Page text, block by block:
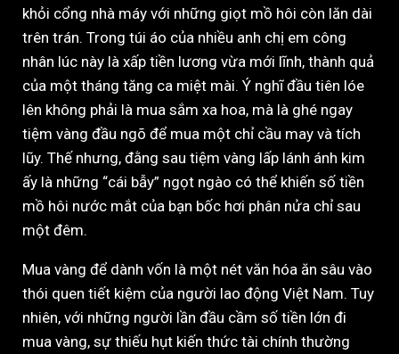
khỏi cổng nhà máy với những giọt mồ hôi còn lăn dài
trên trán. Trong túi áo của nhiều anh chị em công
nhân lúc này là xấp tiền lương vừa mới lĩnh, thành quả
của một tháng tăng ca miệt mài. Ý nghĩ đầu tiên lóe
lên không phải là mua sắm xa hoa, mà là ghé ngay
tiệm vàng đầu ngõ để mua một chỉ cầu may và tích
lũy. Thế nhưng, đằng sau tiệm vàng lấp lánh ánh kim
ấy là những “cái bẫy” ngọt ngào có thể khiến số tiền
mồ hôi nước mắt của bạn bốc hơi phân nửa chỉ sau
một đêm.
Mua vàng để dành vốn là một nét văn hóa ăn sâu vào
thói quen tiết kiệm của người lao động Việt Nam. Tuy
nhiên, với những người lần đầu cầm số tiền lớn đi
mua vàng, sự thiếu hụt kiến thức tài chính thường